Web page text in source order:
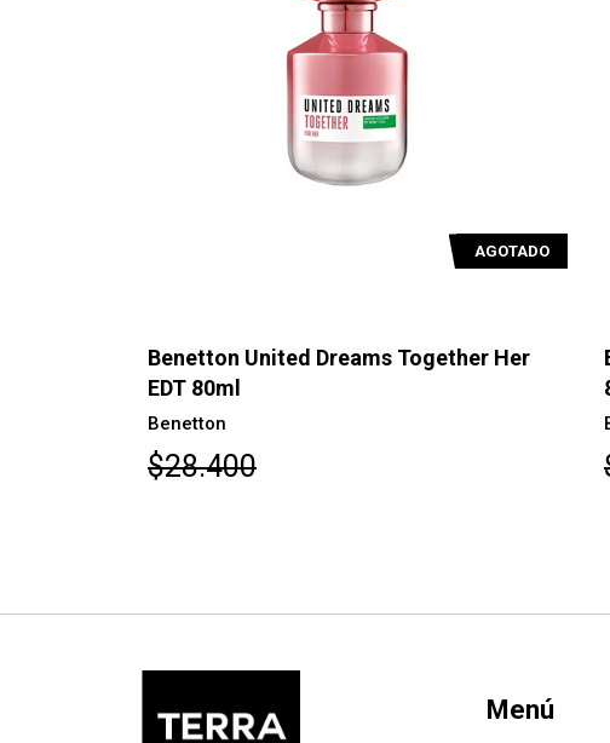
Together Her
Benetton United Dreams Live Free EDT
80ml
Benetton
$22.500
Menú